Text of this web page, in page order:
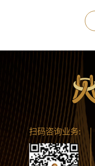
扫码咨询业务: